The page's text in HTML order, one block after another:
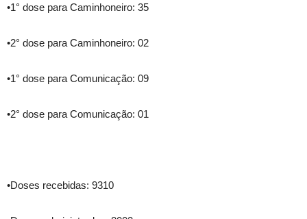
•1° dose para Caminhoneiro: 35
•2° dose para Caminhoneiro: 02
•1° dose para Comunicação: 09
•2° dose para Comunicação: 01
•Doses recebidas: 9310